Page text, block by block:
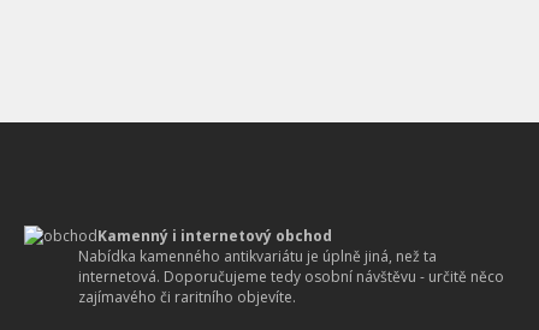
Kamenný i internetový obchod
Nabídka kamenného antikvariátu je úplně jiná, než ta
internetová. Doporučujeme tedy osobní návštěvu - určitě něco
zajímavého či raritního objevíte.